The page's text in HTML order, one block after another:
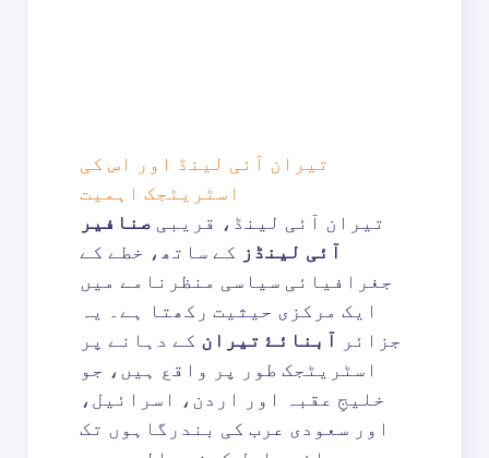
تیران آئی لینڈ اور اس کی
اسٹریٹجک اہمیت
تیران آئی لینڈ، قریبی صنافیر
آئی لینڈز کے ساتھ، خطے کے
جغرافیائی سیاسی منظرنامے میں
ایک مرکزی حیثیت رکھتا ہے۔ یہ
جزائر آبنائۓ تیران کے دہانے پر
اسٹریٹجک طور پر واقع ہیں، جو
خلیجِ عقبہ اور اردن، اسرائیل،
اور سعودی عرب کی بندرگاہوں تک